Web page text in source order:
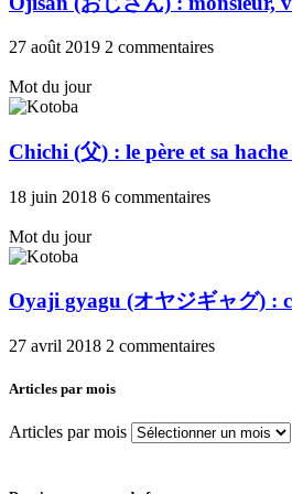
27 août 2019 2 commentaires
Mot du jour
Chichi (父) : le père et sa
18 juin 2018 6 commentaires
Mot du jour
Oyaji gyagu (オヤジギャグ) :
27 avril 2018 2 commentaires
Articles par mois
Articles par mois